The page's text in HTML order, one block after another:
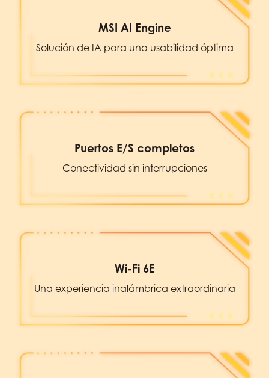
MSI AI Engine
Solución de IA para una usabilidad óptima
Puertos E/S completos
Conectividad sin interrupciones
Wi-Fi 6E
Una experiencia inalámbrica extraordinaria